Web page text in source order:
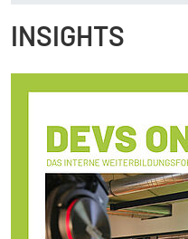
INSIGHTS